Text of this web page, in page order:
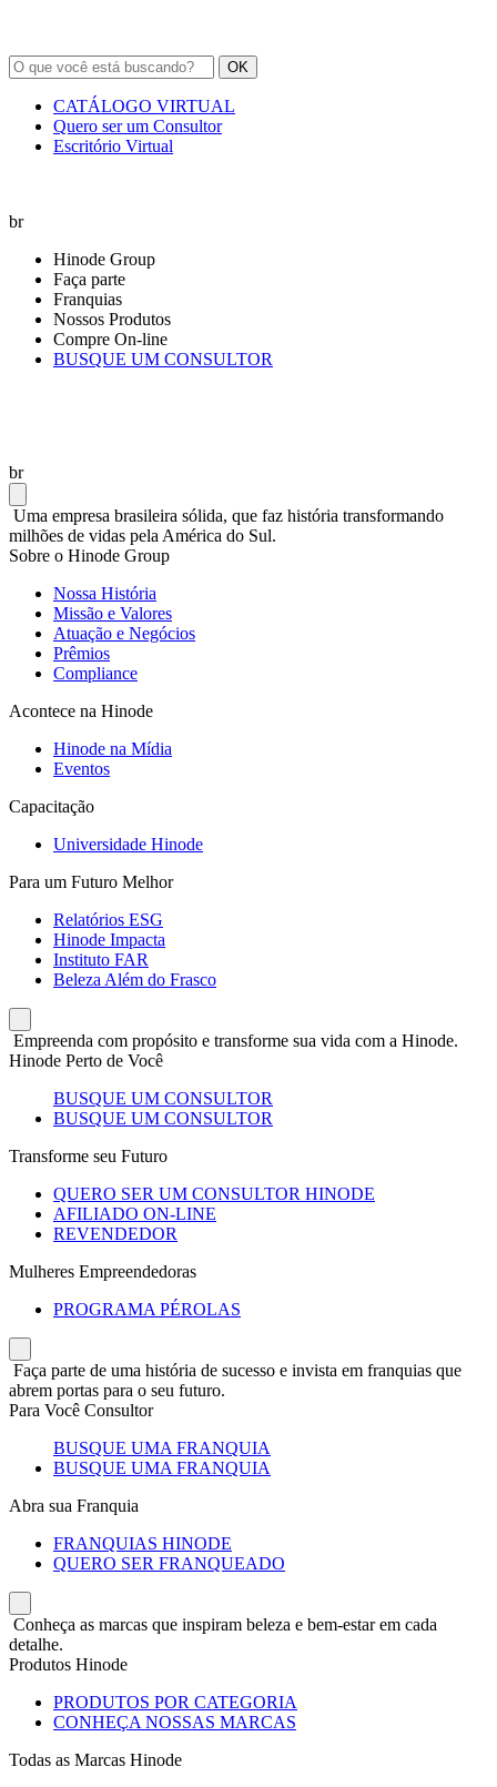
OK
CATÁLOGO VIRTUAL
Quero ser um Consultor
Escritório Virtual
br
Hinode Group
Faça parte
Franquias
Nossos Produtos
Compre On-line
BUSQUE UM CONSULTOR
br
Uma empresa brasileira sólida, que faz história transformando
milhões de vidas pela América do Sul.
Sobre o Hinode Group
Nossa História
Missão e Valores
Atuação e Negócios
Prêmios
Compliance
Acontece na Hinode
Hinode na Mídia
Eventos
Capacitação
Universidade Hinode
Para um Futuro Melhor
Relatórios ESG
Hinode Impacta
Instituto FAR
Beleza Além do Frasco
Empreenda com propósito e transforme sua vida com a Hinode.
Hinode Perto de Você
BUSQUE UM CONSULTOR
BUSQUE UM CONSULTOR
Transforme seu Futuro
QUERO SER UM CONSULTOR HINODE
AFILIADO ON-LINE
REVENDEDOR
Mulheres Empreendedoras
PROGRAMA PÉROLAS
Faça parte de uma história de sucesso e invista em franquias que
abrem portas para o seu futuro.
Para Você Consultor
BUSQUE UMA FRANQUIA
BUSQUE UMA FRANQUIA
Abra sua Franquia
FRANQUIAS HINODE
QUERO SER FRANQUEADO
Conheça as marcas que inspiram beleza e bem-estar em cada
detalhe.
Produtos Hinode
PRODUTOS POR CATEGORIA
CONHEÇA NOSSAS MARCAS
Todas as Marcas Hinode